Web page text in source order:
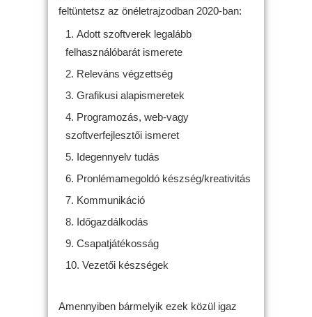
feltüntetsz az önéletrajzodban 2020-ban:
Adott szoftverek legalább
felhasználóbarát ismerete
Releváns végzettség
Grafikusi alapismeretek
Programozás, web-vagy
szoftverfejlesztői ismeret
Idegennyelv tudás
Pronlémamegoldó készség/kreativitás
Kommunikáció
Időgazdálkodás
Csapatjátékosság
Vezetői készségek
Amennyiben bármelyik ezek közül igaz